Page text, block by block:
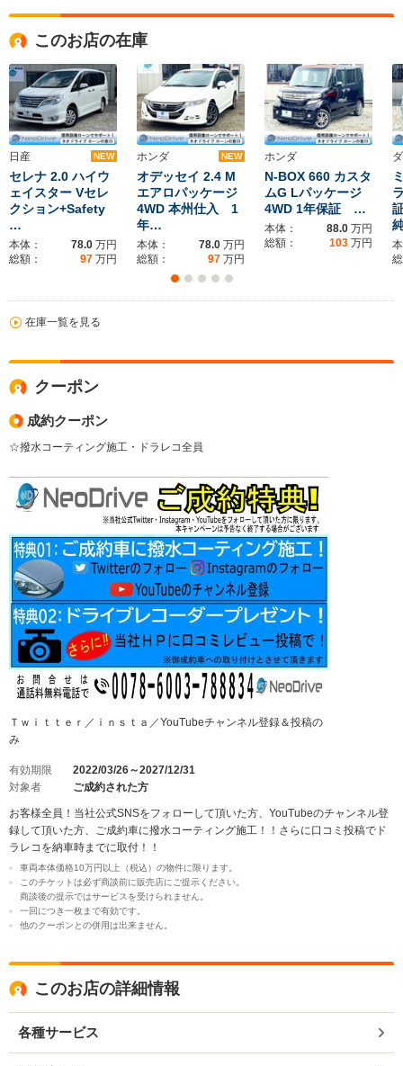
このお店の在庫
日産 NEW
セレナ 2.0 ハイウ
ェイスター Vセレ
クション+Safety
…
本体： 78.0 万円
総額：
97 万円
ホンダ NEW
オデッセイ 2.4 M
エアロパッケージ
4WD 本州仕入 1
年…
本体： 78.0 万円
総額：
97 万円
ホンダ
N-BOX 660 カスタ
ムG Lパッケージ
4WD 1年保証 …
本体： 88.0 万円
総額：
103 万円
在庫一覧を見る
クーポン
成約クーポン
☆撥水コーティング施工・ドラレコ全員
Ｔｗｉｔｔｅｒ／ｉｎｓｔａ／YouTubeチャンネル登録＆投稿の
み
有効期限
2022/03/26～2027/12/31
対象者
ご成約された方
お客様全員！当社公式SNSをフォローして頂いた方、YouTubeのチャンネル登
録して頂いた方、ご成約車に撥水コーティング施工！！さらに口コミ投稿でド
ラレコを納車時までに取付！！
車両本体価格10万円以上（税込）の物件に限ります。
このチケットは必ず商談前に販売店にご提示ください。
商談後の提示ではサービスを受けられません。
一回につき一枚まで有効です。
他のクーポンとの併用は出来ません。
このお店の詳細情報
各種サービス